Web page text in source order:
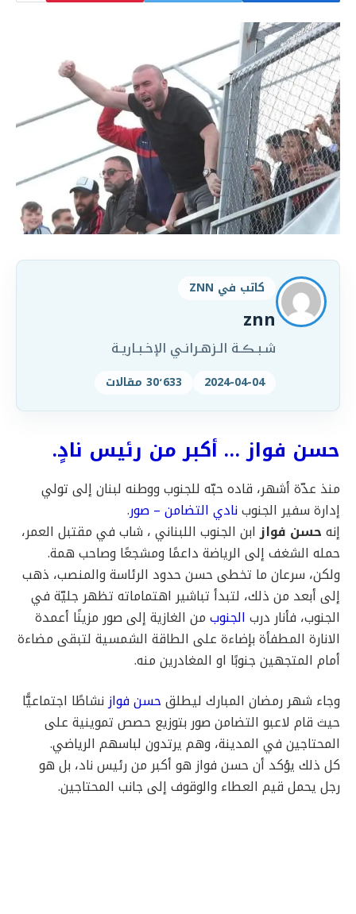
كاتب في ZNN
znn
شـبـڪـة الـزهـرانـي الإخـبـاريـة
2024-04-04 30٬633 مقالات
حسن فواز … أكبر من رئيس نادٍ.
منذ عدّة أشهر، قاده حبّه للجنوب ووطنه لبنان إلى تولي
إدارة سفير الجنوبنادي التضامن – صور.
إنه حسن فوازابن الجنوب اللبناني ، شاب في مقتبل العمر،
حمله الشغف إلى الرياضة داعمًا ومشجعًا وصاحب همة.
ولكن، سرعان ما تخطى حسن حدود الرئاسة والمنصب، ذهب
إلى أبعد من ذلك، لتبدأ تباشير اهتماماته تظهر جليّة في
الجنوب، فأنار درب الجنوب من الغازية إلى صور مزينًا أعمدة
الانارة المطفأة بإضاءة على الطاقة الشمسية لتبقى مضاءة
أمام المتجهين جنوبًا او المغادرين منه.
وجاء شهر رمضان المبارك ليطلق حسن فوازنشاطًا اجتماعيًّا
حيث قام لاعبو التضامن صور بتوزيع حصص تموينية على
المحتاجين في المدينة، وهم يرتدون لباسهم الرياضي.
كل ذلك يؤكد أن حسن فواز هو أكبر من رئيس ناد، بل هو
رجل يحمل قيم العطاء والوقوف إلى جانب المحتاجين.